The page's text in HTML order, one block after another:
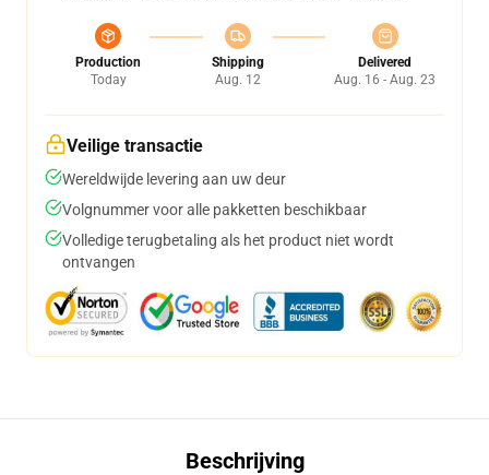
Production
Today
Shipping
Aug. 12
Delivered
Aug. 16 - Aug. 23
Veilige transactie
Wereldwijde levering aan uw deur
Volgnummer voor alle pakketten beschikbaar
Volledige terugbetaling als het product niet wordt
ontvangen
Beschrijving